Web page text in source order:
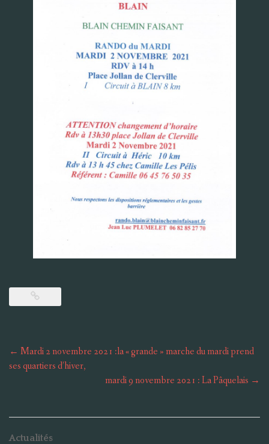
Post
navigation
← Mardi 2 novembre 2021 :la « grande » marche du mardi prend
ses quartiers d’hiver,
mardi 9 novembre 2021 : La Pâquelais →
Actualités